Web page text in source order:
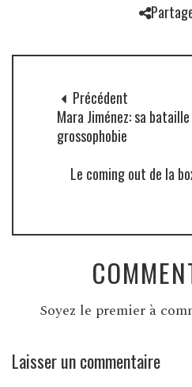
Précédent
Mara Jiménez: sa
grossophobie
Le coming out de la
Soyez le premier à
Laisser un commentaire